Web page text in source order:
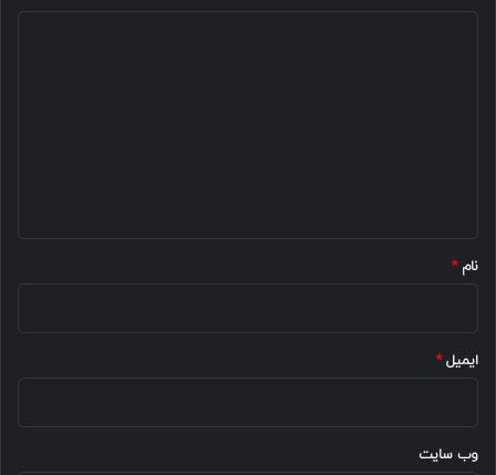
نام*
ایمیل*
وب‌ سایت